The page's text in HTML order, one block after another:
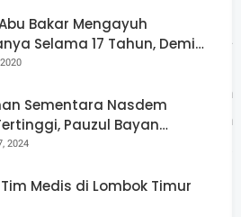
ini benar-benar terealisasi, ia
sebuah amanah yang harus
secara baik ke depan. "Mohon
NTB, semoga proses ini akan
nanti selesai nanti,” pungkasnya.
Bakar Mengayuh
Selama 17 Tahun, Demi
Kemerdekaan
Sementara Nasdem
Pauzul Bayan
“Rebut” Kursi Dapil 3
2024
Medis di Lombok Timur